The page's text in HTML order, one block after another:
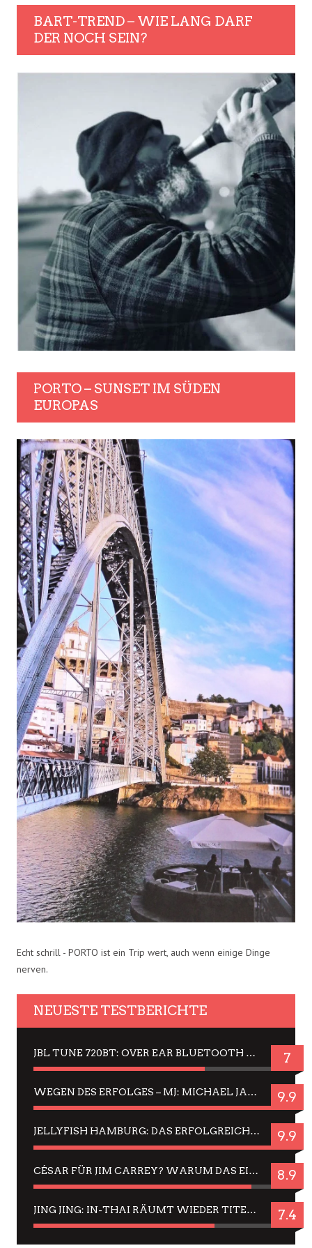
BART-TREND – WIE LANG DARF
DER NOCH SEIN?
PORTO – SUNSET IM SÜDEN
EUROPAS
Echt schrill - PORTO ist ein Trip wert, auch wenn einige Dinge
nerven.
NEUESTE TESTBERICHTE
JBL TUNE 720BT: OVER EAR BLUETOOTH KOPFHÖRER UM DIE 50,-€ IM DAUER-TEST 7
WEGEN DES ERFOLGES – MJ: MICHAEL JACKSON MUSICAL IN EINER MATINEE SEHEN 9.9
JELLYFISH HAMBURG: DAS ERFOLGREICHE SOMMER-MENÜ 2025 IN GEFÜHLEN UND BILDERN 9.9
CÉSAR FÜR JIM CARREY? WARUM DAS EINER DER NERVIGSTEN ACTORS IST UND BLEIBT 8.9
JING JING: IN-THAI RÄUMT WIEDER TITEL AB – EIN ZWEI-STUNDEN-ERLEBNISBERICHT 7.4